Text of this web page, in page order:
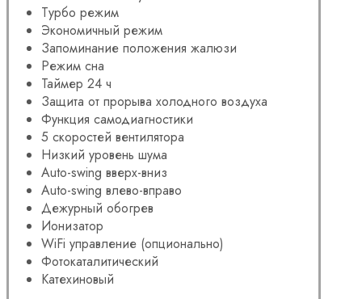
Турбо режим
Экономичный режим
Запоминание положения жалюзи
Режим сна
Таймер 24 ч
Защита от прорыва холодного воздуха
Функция самодиагностики
5 скоростей вентилятора
Низкий уровень шума
Auto-swing вверх-вниз
Auto-swing влево-вправо
Дежурный обогрев
Ионизатор
WiFi управление (опционально)
Фотокаталитический
Катехиновый